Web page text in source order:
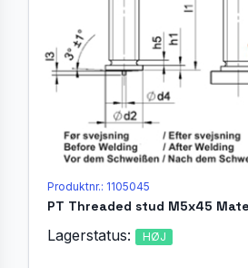
Produktnr.: 1105045
Lagerstatus: HØJ